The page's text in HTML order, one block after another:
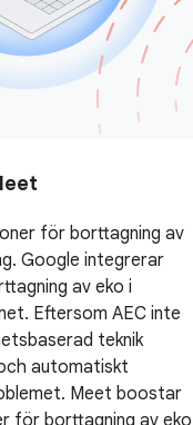
för borttagning av
Google integrerar
av eko i
Eftersom AEC inte
teknik
automatiskt
Meet boostar
för borttagning av eko